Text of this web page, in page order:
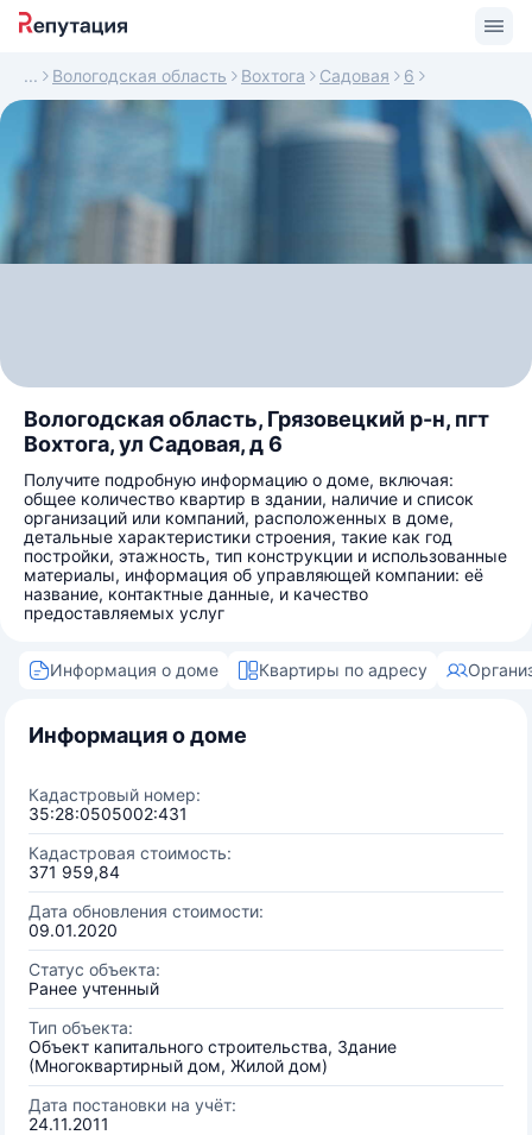
Вологодская область Вохтога Садовая 6
Вологодская область, Грязовецкий р-н, пгт
Вохтога, ул Садовая, д 6
Получите подробную информацию о доме, включая:
общее количество квартир в здании, наличие и список
организаций или компаний, расположенных в доме,
детальные характеристики строения, такие как год
постройки, этажность, тип конструкции и использованные
материалы, информация об управляющей компании: её
название, контактные данные, и качество
предоставляемых услуг
Информация о доме Квартиры по адресу
Информация о доме
Кадастровый номер:
35:28:0505002:431
Кадастровая стоимость:
371 959,84
Дата обновления стоимости:
09.01.2020
Статус объекта:
Ранее учтенный
Тип объекта:
Объект капитального строительства, Здание
(Многоквартирный дом, Жилой дом)
Дата постановки на учёт:
24.11.2011